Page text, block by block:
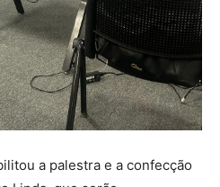
a palestra e a confecção